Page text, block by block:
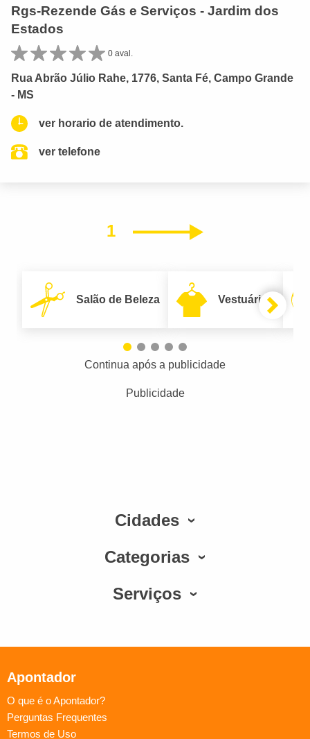
Rgs-Rezende Gás e Serviços - Jardim dos
Estados
0 aval.
Rua Abrão Júlio Rahe, 1776, Santa Fé, Campo Grande
- MS
ver horario de atendimento.
ver telefone
1 Próximo
Salão de Beleza Vestuário
Continua após a publicidade
Publicidade
Cidades
Categorias
Serviços
Apontador
O que é o Apontador?
Perguntas Frequentes
Termos de Uso